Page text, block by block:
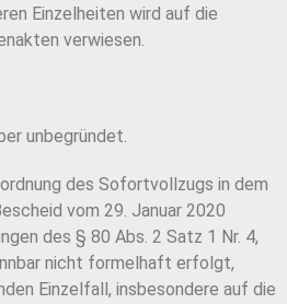
Einzelheiten wird auf die
verwiesen.
unbegründet.
des Sofortvollzugs in dem
vom 29. Januar 2020
des § 80 Abs. 2 Satz 1 Nr. 4,
nicht formelhaft erfolgt,
Einzelfall, insbesondere auf die